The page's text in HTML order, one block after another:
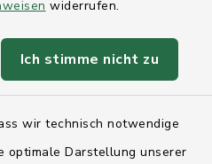
widerrufen.
Ich stimme nicht zu
wir technisch notwendige
optimale Darstellung unserer